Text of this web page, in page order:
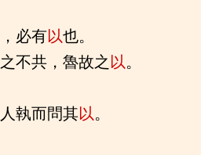
必有以也。
不共，魯故之 以。
執而問其以。